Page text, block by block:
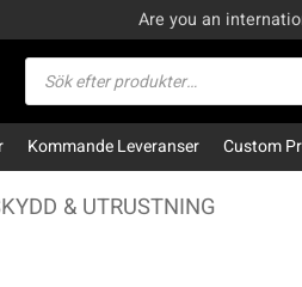
Are you an
Produktsökning
Kommande Leveranser Custom
& UTRUSTNING